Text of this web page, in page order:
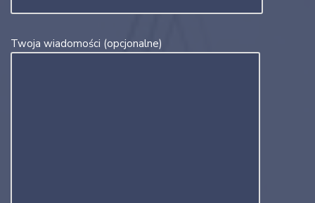
Twoja wiadomości (opcjonalne)